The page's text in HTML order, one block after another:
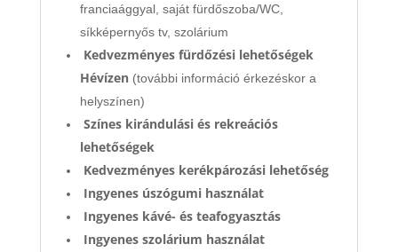
franciaággyal, saját fürdőszoba/WC,
síkképernyős tv, szolárium
Kedvezményes fürdőzési lehetőségek
Hévízen (további információ érkezéskor a
helyszínen)
Színes kirándulási és rekreációs
lehetőségek
Kedvezményes kerékpározási lehetőség
Ingyenes úszógumi használat
Ingyenes kávé- és teafogyasztás
Ingyenes szolárium használat